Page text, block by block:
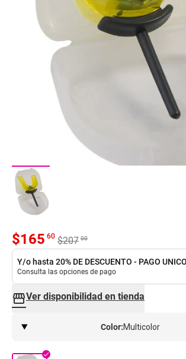
$165 60 $207 00
Y/o hasta 20% DE DESCUENTO - PAGO
Consulta las opciones de pago
Ver disponibilidad en tienda
storefront
Color:Multicolor
check